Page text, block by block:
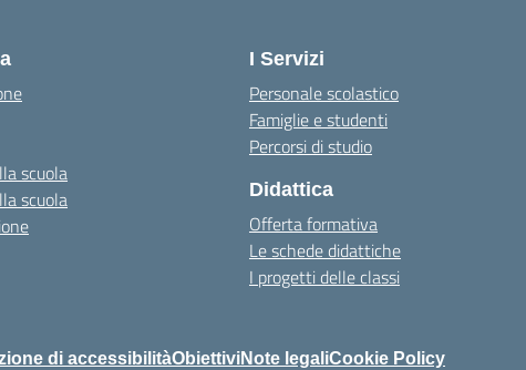
scuola
scuola
I Servizi
Personale scolastico
Famiglie e studenti
Percorsi di studio
Didattica
Offerta formativa
Le schede didattiche
I progetti delle classi
di accessibilitàObiettiviNote legaliCookie Policy